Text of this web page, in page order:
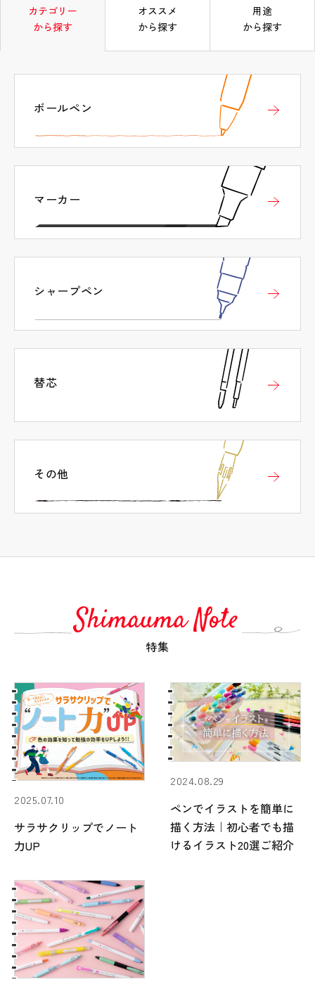
カテゴリー
から探す
オススメ
から探す
用途
から探す
ボールペン
マーカー
シャープペン
替芯
その他
サラサ
ブレン
マイルドライナー
勉強がはかどる
手帳をつける
仕事を効率化する
特集
2025.07.10
サラサクリップでノート
力UP
2024.08.29
ペンでイラストを簡単に
描く方法｜初心者でも描
けるイラスト20選ご紹介